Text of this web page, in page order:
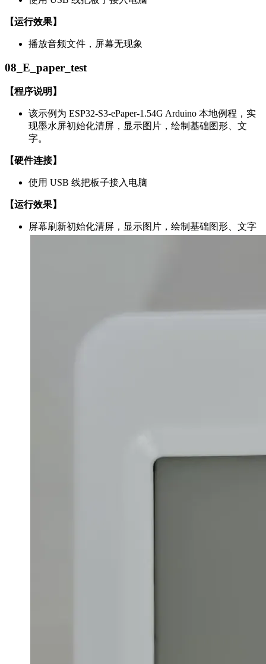
【运行效果】
播放音频文件，屏幕无现象
08_E_paper_test
【程序说明】
该示例为 ESP32-S3-ePaper-1.54G Arduino 本地例程，实
现墨水屏初始化清屏，显示图片，绘制基础图形、文
字。
【硬件连接】
使用 USB 线把板子接入电脑
【运行效果】
屏幕刷新初始化清屏，显示图片，绘制基础图形、文字